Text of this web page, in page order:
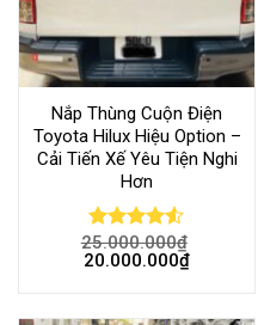
Nắp Thùng Cuộn Điện
Toyota Hilux Hiệu Option –
Cải Tiến Xế Yêu Tiện Nghi
Hơn
Rated
4.50out
25.000.000₫
20.000.000₫